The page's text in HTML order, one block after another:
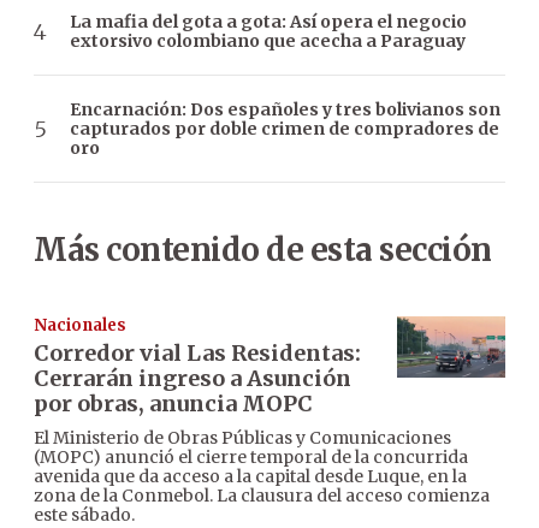
La mafia del gota a gota: Así opera el negocio
extorsivo colombiano que acecha a Paraguay
Encarnación: Dos españoles y tres bolivianos son
capturados por doble crimen de compradores de
oro
Más contenido de esta sección
Nacionales
Corredor vial Las Residentas:
Cerrarán ingreso a Asunción
por obras, anuncia MOPC
El Ministerio de Obras Públicas y Comunicaciones
(MOPC) anunció el cierre temporal de la concurrida
avenida que da acceso a la capital desde Luque, en la
zona de la Conmebol. La clausura del acceso comienza
este sábado.